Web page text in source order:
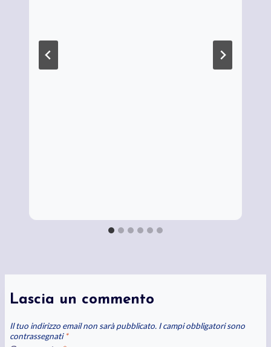
Lascia un commento
Il tuo indirizzo email non sarà pubblicato. I campi obbligatori sono
contrassegnati*